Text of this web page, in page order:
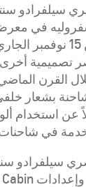
في
للسيارات اعتبارًا من 15
تصميمية
القرن
بشعار
فضلاً عن
في شاحنات
سيلفرادو